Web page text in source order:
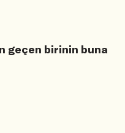
geçen birinin buna